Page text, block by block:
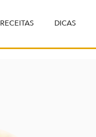
RECEITAS DICAS